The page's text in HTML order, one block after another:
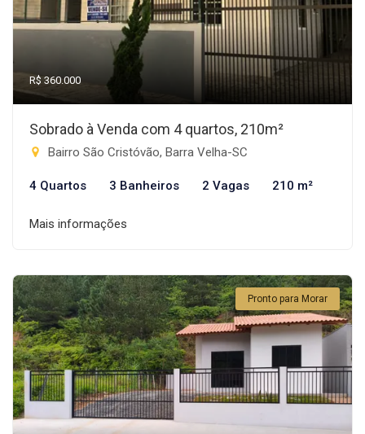
R$ 360.000
Sobrado à Venda com 4 quartos, 210m²
Bairro São Cristóvão, Barra Velha-SC
4 Quartos 3 Banheiros 2 Vagas 210 m²
Mais informações
Pronto para Morar